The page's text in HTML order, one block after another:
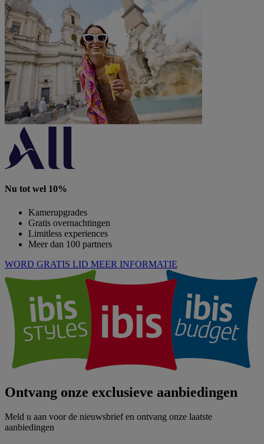
Nu tot wel 10%
Kamerupgrades
Gratis overnachtingen
Limitless experiences
Meer dan 100 partners
WORD GRATIS LID MEER INFORMATIE
Ontvang onze exclusieve aanbiedingen
Meld u aan voor de nieuwsbrief en ontvang onze laatste
aanbiedingen